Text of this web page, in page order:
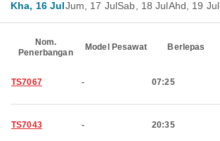
Kha, 16 JulJum, 17 JulSab, 18 JulAhd, 19 Jul
Nom.
Penerbangan
Model Pesawat Berlepas
TS7067 - 07:25
TS7043 - 20:35